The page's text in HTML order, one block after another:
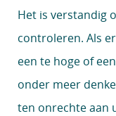
Het is verstandig
controleren. Als
een te hoge of
onder meer
ten onrechte aan